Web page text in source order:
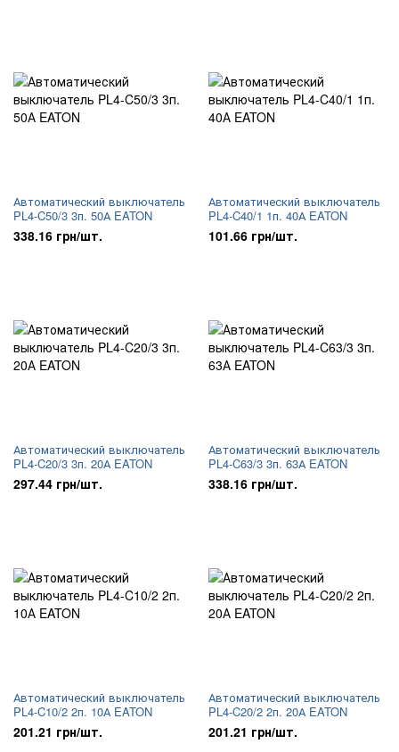
Автоматический выключатель
PL4-C50/3 3п. 50А EATON
338.16 грн/шт.
Автоматический выключатель
PL4-C40/1 1п. 40А EATON
101.66 грн/шт.
Автоматический выключатель
PL4-C20/3 3п. 20А EATON
297.44 грн/шт.
Автоматический выключатель
PL4-C63/3 3п. 63А EATON
338.16 грн/шт.
Автоматический выключатель
PL4-C10/2 2п. 10А EATON
201.21 грн/шт.
Автоматический выключатель
PL4-C20/2 2п. 20А EATON
201.21 грн/шт.